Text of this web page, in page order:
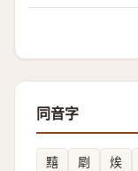
同音字
䵱 㓾 㶼